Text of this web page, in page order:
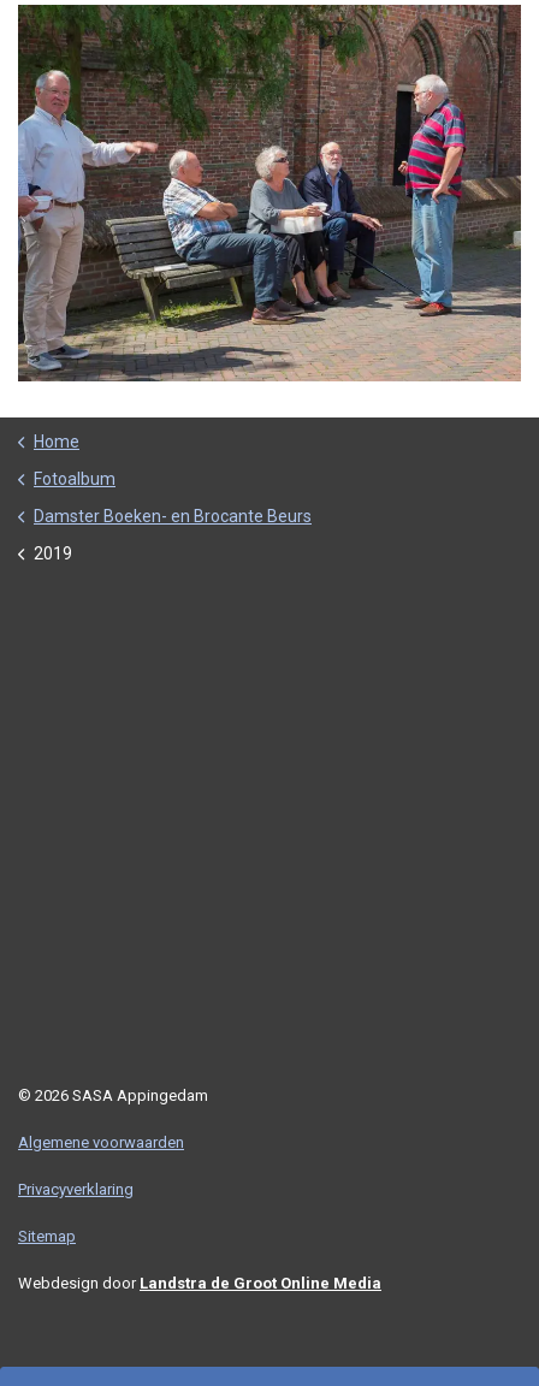
Home
Fotoalbum
Damster Boeken- en Brocante Beurs
2019
© 2026 SASA Appingedam
Algemene voorwaarden
Privacyverklaring
Sitemap
Webdesign door Landstra de Groot Online Media